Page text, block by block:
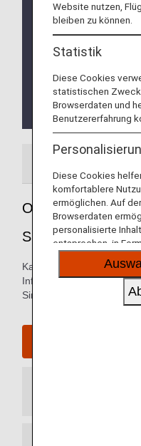
Terminal-
* Von der ANA
bis zum 4.
Ab dem 5. Oktober
2 abfliegen und
Orientierungshilfe
Singapur Changi
Karten der Ankunfts- und
Informationen für die
Singapur Changi.
Website nutzen,
bleiben zu können.
Statistik
Diese Cookies
statistischen
Browserdaten und
Benutzererfahrung
Diese Cookies
komfortablere
ermöglichen. Auf
Browserdaten
personalisierte
entsprechen, in
sozialen Medien